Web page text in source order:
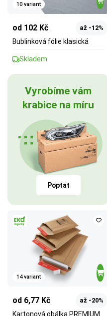
10 variant
od 102 Kč až -12%
Bublinková fólie klasická
Skladem
Vyrobíme vám
krabice na míru
Poptat
14 variant
od 6,77 Kč až -20%
Kartonová obálka PREMIUM